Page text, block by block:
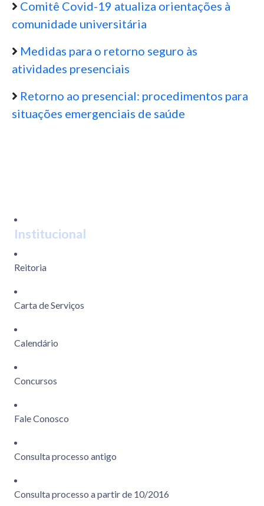
Comitê Covid-19 atualiza orientações à
comunidade universitária
Medidas para o retorno seguro às
atividades presenciais
Retorno ao presencial: procedimentos para
situações emergenciais de saúde
Institucional
Reitoria
Carta de Serviços
Calendário
Concursos
Fale Conosco
Consulta processo antigo
Consulta processo a partir de 10/2016